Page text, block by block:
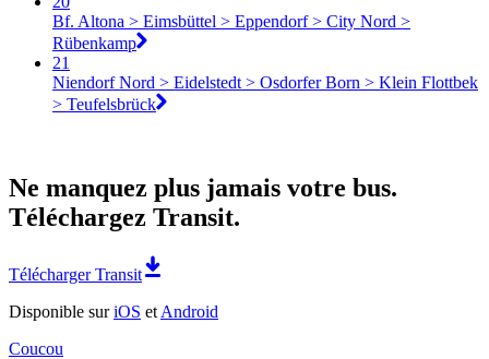
Bf. Altona > Eimsbüttel > Eppendorf > City Nord >
Rübenkamp
21
Niendorf Nord > Eidelstedt > Osdorfer Born > Klein Flottbek
> Teufelsbrück
Ne manquez plus jamais votre bus.
Téléchargez Transit.
Télécharger Transit
Disponible suriOS et Android
Coucou